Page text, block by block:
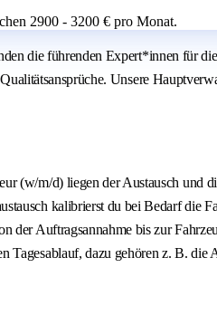
2900 - 3200 € pro Monat.
die führenden Expert*innen für
Unsere
(w/m/d) liegen der Austausch und
kalibrierst du bei Bedarf die
der Auftragsannahme bis zur
Tagesablauf, dazu gehören z. B.